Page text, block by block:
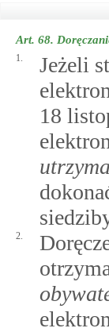
Art. 68.
1.
Jeżeli
18
2.